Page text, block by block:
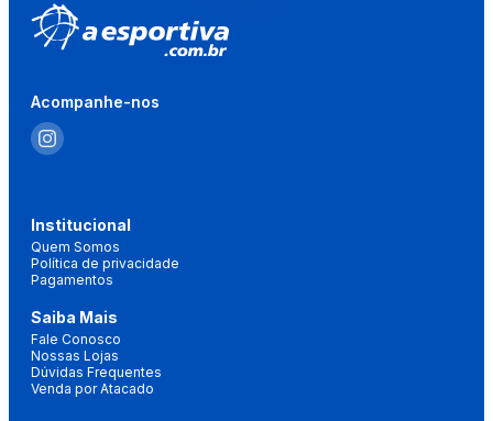
Acompanhe-nos
Institucional
Quem Somos
Política de privacidade
Pagamentos
Saiba Mais
Fale Conosco
Nossas Lojas
Dúvidas Frequentes
Venda por Atacado